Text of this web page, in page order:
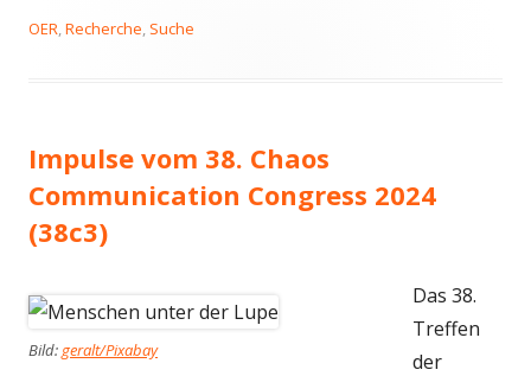
am
OER,Recherche, Suche
Impulse vom 38. Chaos
Communication Congress 2024
(38c3)
Bild:geralt/Pixabay
Das 38.
Treffen
der